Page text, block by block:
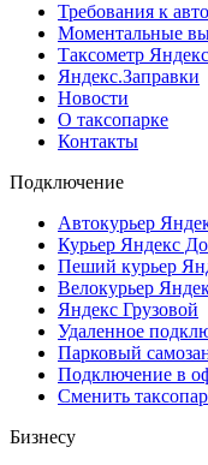
Требования к
Моментальные
Таксометр
Яндекс.Заправки
Новости
О таксопарке
Контакты
Подключение
Автокурьер
Курьер Яндекс
Пеший курьер
Велокурьер
Яндекс Грузовой
Удаленное
Парковый
Подключение в
Сменить
Бизнесу